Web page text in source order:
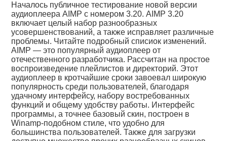
Началось публичное тестирование новой версии
аудиоплеера AIMP с номером 3.20. AIMP 3.20
включает целый набор разнообразных
усовершенствований, а также исправляет различные
проблемы. Читайте подробный списиок изменений.
AIMP — это популярный аудиоплеер от
отечественного разработчика. Рассчитан на простое
воспроизведение плейлистов и директорий. Этот
аудиоплеер в кротчайшие сроки завоевал широкую
популярность среди пользователей, благодаря
удачному интерфейсу, набору востребованных
функций и общему удобству работы. Интерфейс
программы, а точнее базовый скин, построен в
Winamp-подобном стиле, что удобно для
большинства пользователей. Также для загрузки